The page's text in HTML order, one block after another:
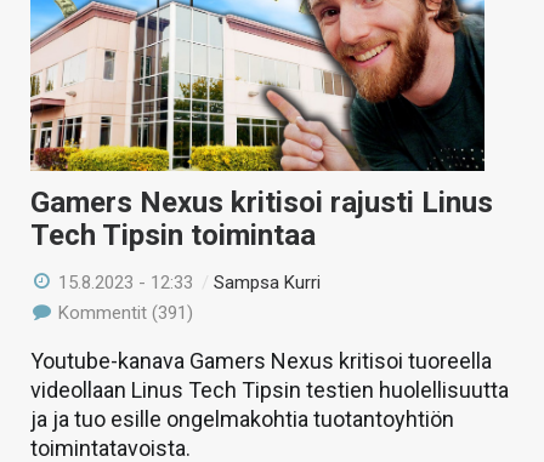
Gamers Nexus kritisoi rajusti Linus
Tech Tipsin toimintaa
15.8.2023 - 12:33 /Sampsa Kurri
Kommentit (391)
Youtube-kanava Gamers Nexus kritisoi tuoreella
videollaan Linus Tech Tipsin testien huolellisuutta
ja ja tuo esille ongelmakohtia tuotantoyhtiön
toimintatavoista.